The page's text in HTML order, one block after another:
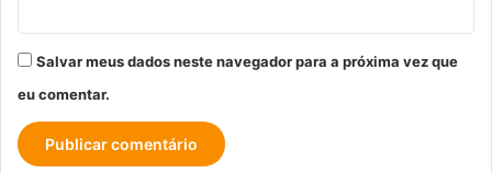
Salvar meus dados neste navegador para a próxima vez que
eu comentar.